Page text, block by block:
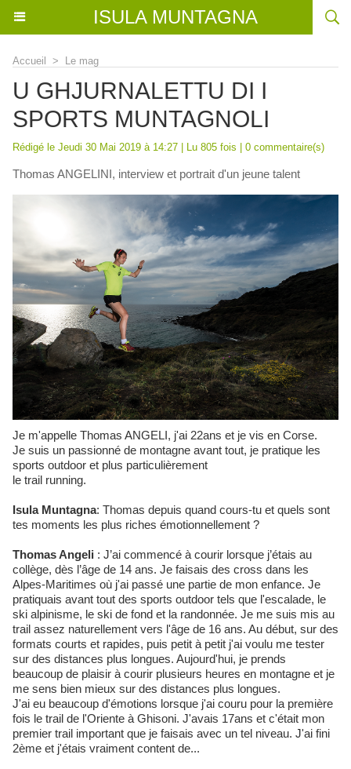
ISULA MUNTAGNA
Accueil > Le mag
U GHJURNALETTU DI I
SPORTS MUNTAGNOLI
Rédigé le Jeudi 30 Mai 2019 à 14:27 | Lu 805 fois | 0 commentaire(s)
Thomas ANGELINI, interview et portrait d'un jeune talent
Je m'appelle Thomas ANGELI, j'ai 22ans et je vis en Corse.
Je suis un passionné de montagne avant tout, je pratique les
sports outdoor et plus particulièrement
le trail running.
Isula Muntagna: Thomas depuis quand cours-tu et quels sont
tes moments les plus riches émotionnellement ?
Thomas Angeli : J’ai commencé à courir lorsque j’étais au
collège, dès l’âge de 14 ans. Je faisais des cross dans les
Alpes-Maritimes où j'ai passé une partie de mon enfance. Je
pratiquais avant tout des sports outdoor tels que l'escalade, le
ski alpinisme, le ski de fond et la randonnée. Je me suis mis au
trail assez naturellement vers l'âge de 16 ans. Au début, sur des
formats courts et rapides, puis petit à petit j'ai voulu me tester
sur des distances plus longues. Aujourd'hui, je prends
beaucoup de plaisir à courir plusieurs heures en montagne et je
me sens bien mieux sur des distances plus longues.
J'ai eu beaucoup d'émotions lorsque j'ai couru pour la première
fois le trail de l'Oriente à Ghisoni. J'avais 17ans et c'était mon
premier trail important que je faisais avec un tel niveau. J'ai fini
2ème et j'étais vraiment content de...